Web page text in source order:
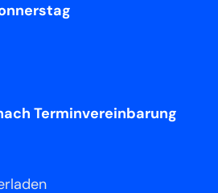
Terminvereinbarung